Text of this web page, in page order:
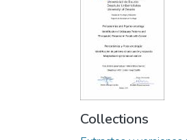
Collections